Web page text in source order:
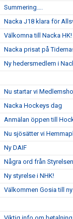
Summering….
Nacka J18 klara för
Välkomna till Nacka HK!
Nacka prisat på
Ny hedersmedlem i
Nu startar vi
Nacka Hockeys dag
Anmälan öppen till
Nu sjösätter vi
Ny DAIF
Några ord från Styrelsen
Ny styrelse i NHK!
Välkommen Gosia till